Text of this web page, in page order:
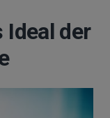
Ideal der